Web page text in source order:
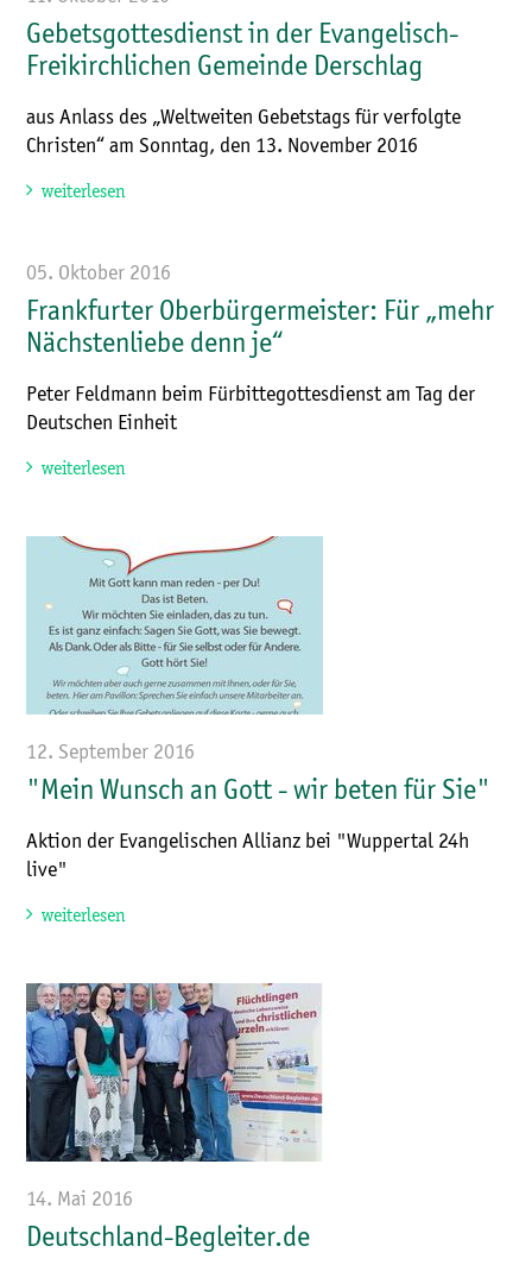
Gebetsgottesdienst in der Evangelisch-
Freikirchlichen Gemeinde Derschlag
aus Anlass des „Weltweiten Gebetstags für verfolgte
Christen“ am Sonntag, den 13. November 2016
weiterlesen
05. Oktober 2016
Frankfurter Oberbürgermeister: Für „mehr
Nächstenliebe denn je“
Peter Feldmann beim Fürbittegottesdienst am Tag der
Deutschen Einheit
weiterlesen
12. September 2016
"Mein Wunsch an Gott - wir beten für Sie"
Aktion der Evangelischen Allianz bei "Wuppertal 24h
live"
weiterlesen
14. Mai 2016
Deutschland-Begleiter.de